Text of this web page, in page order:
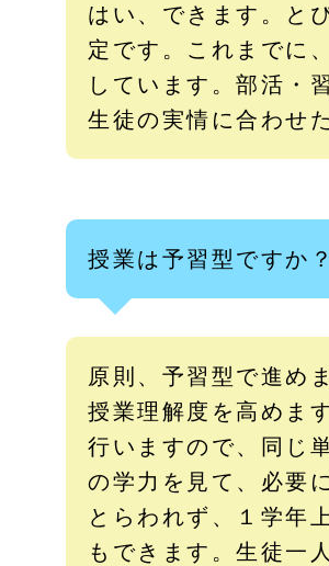
はい、できます。と
定です。これまでに
しています。部活・
生徒の実情に合わせ
授業は予習型ですか
原則、予習型で進め
授業理解度を高めま
行いますので、同じ
の学力を見て、必要
とらわれず、１学年
もできます。生徒一